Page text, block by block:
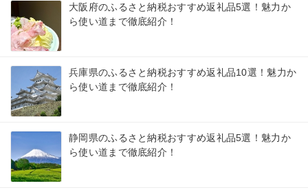
大阪府のふるさと納税おすすめ返礼品5選！魅力か
ら使い道まで徹底紹介！
兵庫県のふるさと納税おすすめ返礼品10選！魅力か
ら使い道まで徹底紹介！
静岡県のふるさと納税おすすめ返礼品5選！魅力か
ら使い道まで徹底紹介！